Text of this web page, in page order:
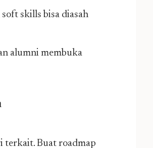
skills bisa diasah
alumni membuka
terkait. Buat roadmap